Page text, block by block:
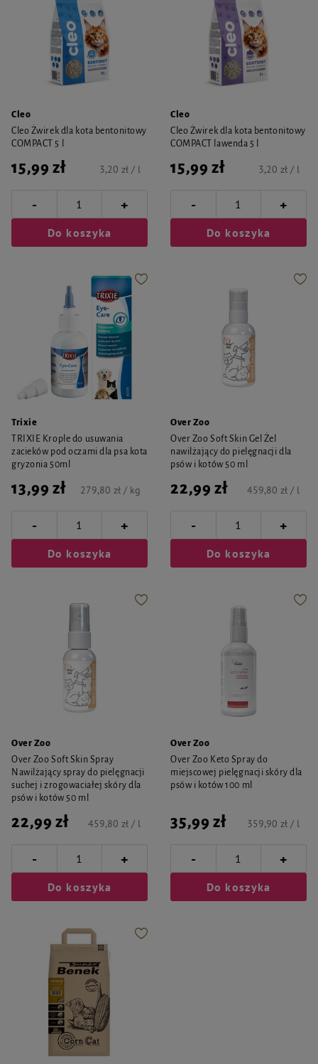
Cleo
Cleo Żwirek dla kota bentonitowy
COMPACT 5 l
15,99 zł 3,20 zł / l
- +
Do koszyka
Cleo
Cleo Żwirek dla kota bentonitowy
COMPACT lawenda 5 l
15,99 zł 3,20 zł / l
- +
Do koszyka
Trixie
TRIXIE Krople do usuwania
zacieków pod oczami dla psa kota
gryzonia 50ml
13,99 zł 279,80 zł / kg
- +
Do koszyka
Over Zoo
Over Zoo Soft Skin Gel Żel
nawilżający do pielęgnacji dla
psów i kotów 50 ml
22,99 zł 459,80 zł / l
- +
Do koszyka
Over Zoo
Over Zoo Soft Skin Spray
Nawilżający spray do pielęgnacji
suchej i zrogowaciałej skóry dla
psów i kotów 50 ml
22,99 zł 459,80 zł / l
- +
Do koszyka
Over Zoo
Over Zoo Keto Spray do
miejscowej pielęgnacji skóry dla
psów i kotów 100 ml
35,99 zł 359,90 zł / l
- +
Do koszyka